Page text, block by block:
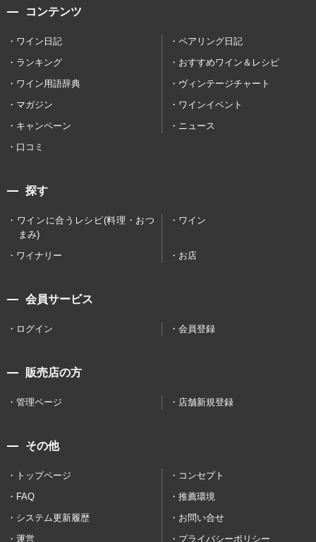
コンテンツ
ワイン日記
ペアリング日記
ランキング
おすすめワイン＆レシピ
ワイン用語辞典
ヴィンテージチャート
マガジン
ワインイベント
キャンペーン
ニュース
口コミ
探す
ワインに合うレシピ(料理・おつ
まみ)
ワイン
ワイナリー お店
会員サービス
ログイン 会員登録
販売店の方
管理ページ 店舗新規登録
その他
トップページ
コンセプト
FAQ
推薦環境
システム更新履歴
お問い合せ
運営
プライバシーポリシー